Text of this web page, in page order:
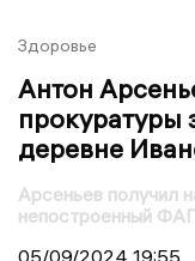
Здоровье
Антон
деревне
Арсеньев получил
непостроенный
05/09/2024 19:55